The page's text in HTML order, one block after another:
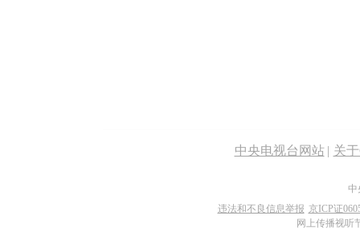
中央电视台网站 | 关
中
违法和不良信息举报 京ICP证
网上传播视听